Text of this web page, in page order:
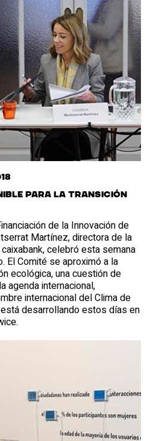
para la transición
de la Innovación de
Martínez, directora de la
celebró esta semana
El Comité se aproximó a la
ecológica, una cuestión de
agenda internacional,
internacional del Clima de
desarrollando estos días en